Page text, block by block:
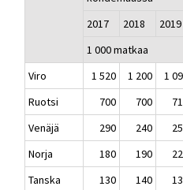
2017 2018 2019
1 000 matkaa
Viro
1 520 1 200 1
Ruotsi
700 700
Venäjä
290 240
Norja
180 190
Tanska
130 140